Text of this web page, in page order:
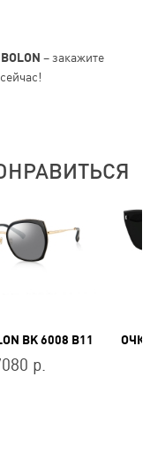
BOLON – закажите
BK 6008 B11
р.